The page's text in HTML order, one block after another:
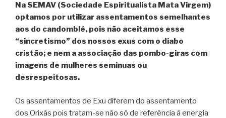
Na SEMAV (Sociedade Espiritualista Mata Virgem)
optamos por utilizar assentamentos semelhantes
aos do candomblé, pois não aceitamos esse
“sincretismo” dos nossos exus com o diabo
cristão; e nem a associação das pombo-giras com
imagens de mulheres seminuas ou
desrespeitosas.
Os assentamentos de Exu diferem do assentamento
dos Orixás pois tratam-se não só de referência à energia